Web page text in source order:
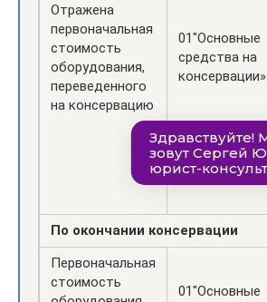
Отражена
первоначальная
стоимость
оборудования,
переведенного
на консервацию
01″Основные
средства на
консервации»
По окончании консервации
Первоначальная
стоимость
01″Основные